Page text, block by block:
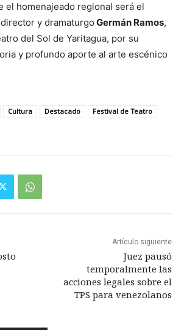
el homenajeado regional será el
y dramaturgo Germán Ramos,
del Sol de Yaritagua, por su
y profundo aporte al arte escénico
Cultura Destacado
Festival de Teatro
Artículo siguiente
Juez pausó
temporalmente las
acciones legales sobre el
TPS para venezolanos